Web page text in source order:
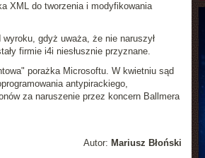
XML do tworzenia i modyfikowania
gdyż uważa, że nie naruszył
firmie i4i niesłusznie przyznane.
porażka Microsoftu. W kwietniu sąd
antypirackiego,
za naruszenie przez koncern Ballmera
Autor: Mariusz Błoński